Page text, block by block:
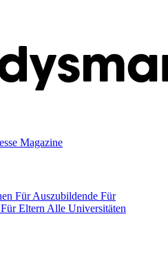
Magazine
Für Auszubildende Für
Für Eltern Alle Universitäten